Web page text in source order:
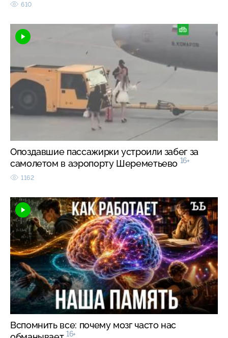
610
Опоздавшие пассажирки устроили забег за
самолетом в аэропорту Шереметьево 16+
1162
Вспомнить все: почему мозг часто нас
16+